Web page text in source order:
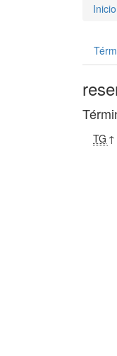
Inicio
TG